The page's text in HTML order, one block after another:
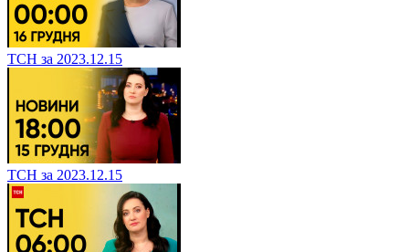
ТСН за 2023.12.15
ТСН за 2023.12.15